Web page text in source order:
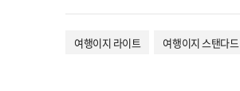
여행이지 라이트 여행이지 스탠다드